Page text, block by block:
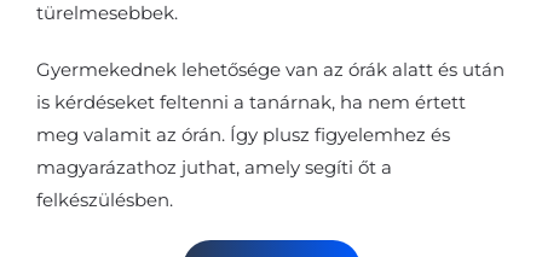
türelmesebbek.
Gyermekednek lehetősége van az órák alatt és után
is kérdéseket feltenni a tanárnak, ha nem értett
meg valamit az órán. Így plusz figyelemhez és
magyarázathoz juthat, amely segíti őt a
felkészülésben.